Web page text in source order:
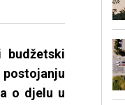
budžetski
o djelu u